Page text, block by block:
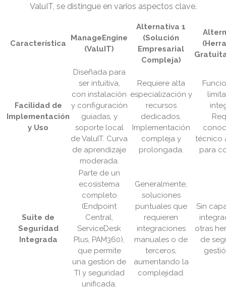
ValuIT, se distingue en varios aspectos clave.
Característica
ManageEngine
(ValuIT)
Alternativa 1
(Solución
Empresarial
Compleja)
Facilidad de
Implementación
y Uso
Diseñada para
ser intuitiva,
con instalación
y configuración
guiadas, y
soporte local
de ValuIT. Curva
de aprendizaje
moderada.
Requiere alta
especialización y
recursos
dedicados.
Implementación
compleja y
prolongada.
técnico
para
Suite de
Seguridad
Integrada
Parte de un
ecosistema
completo
(Endpoint
Central,
ServiceDesk
Plus, PAM360),
que permite
una gestión de
TI y seguridad
unificada.
Generalmente,
soluciones
puntuales que
requieren
integraciones
manuales o de
terceros,
aumentando la
complejidad.
Sin
otras
de